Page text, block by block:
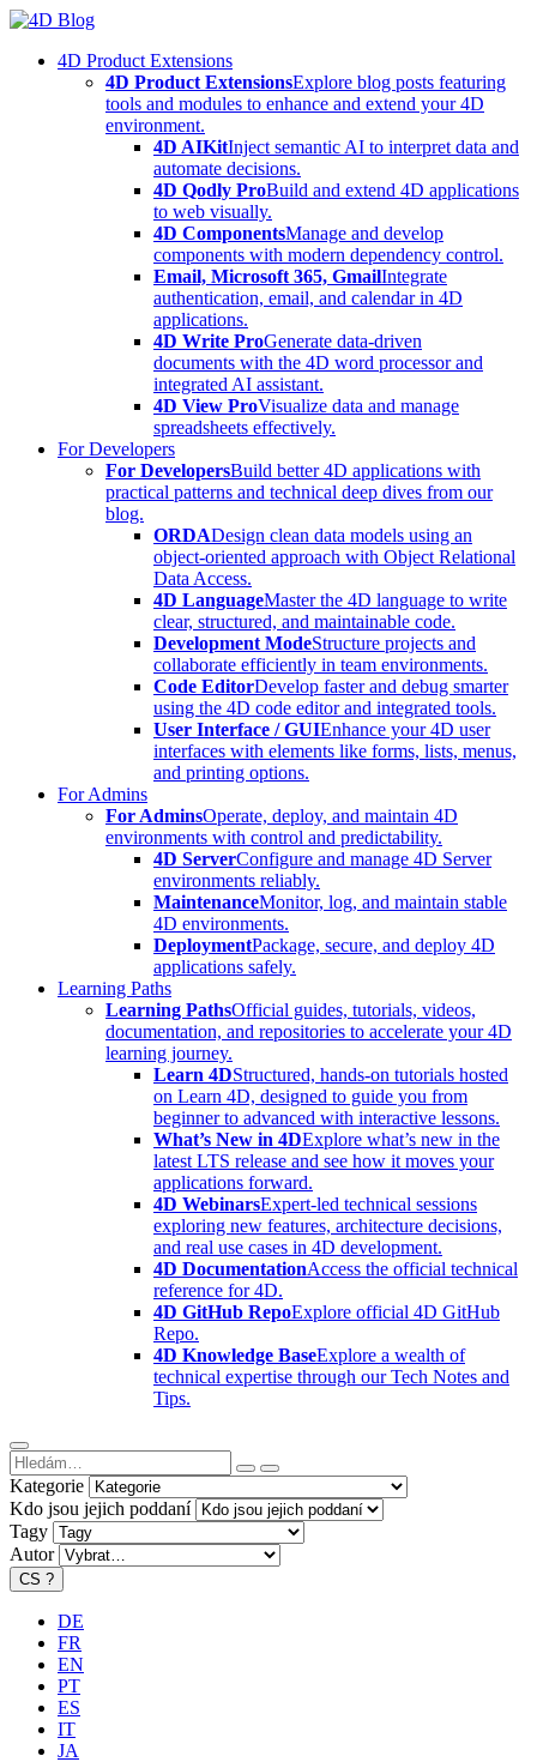
Skip
content4D Product Extensions
4D Product ExtensionsExplore blog posts featuring
tools and modules to enhance and extend your 4D
environment.
4D AIKitInject semantic AI to interpret data and
automate decisions.
4D Qodly ProBuild and extend 4D applications
to web visually.
4D ComponentsManage and develop
components with modern dependency control.
Email, Microsoft 365, GmailIntegrate
authentication, email, and calendar in 4D
applications.
4D Write ProGenerate data-driven
documents with the 4D word processor and
integrated AI assistant.
4D View ProVisualize data and manage
spreadsheets effectively.
For Developers
For DevelopersBuild better 4D applications with
practical patterns and technical deep dives from our
blog.
ORDADesign clean data models using an
object-oriented approach with Object Relational
Data Access.
4D LanguageMaster the 4D language to write
clear, structured, and maintainable code.
Development ModeStructure projects and
collaborate efficiently in team environments.
Code EditorDevelop faster and debug smarter
using the 4D code editor and integrated tools.
User Interface / GUIEnhance your 4D user
interfaces with elements like forms, lists, menus,
and printing options.
For Admins
For AdminsOperate, deploy, and maintain 4D
environments with control and predictability.
4D ServerConfigure and manage 4D Server
environments reliably.
MaintenanceMonitor, log, and maintain stable
4D environments.
DeploymentPackage, secure, and deploy 4D
applications safely.
Learning Paths
Learning PathsOfficial guides, tutorials, videos,
documentation, and repositories to accelerate your 4D
learning journey.
Learn 4DStructured, hands-on tutorials hosted
on Learn 4D, designed to guide you from
beginner to advanced with interactive lessons.
What’s New in 4DExplore what’s new in the
latest LTS release and see how it moves your
applications forward.
4D WebinarsExpert-led technical sessions
exploring new features, architecture decisions,
and real use cases in 4D development.
4D DocumentationAccess the official technical
reference for 4D.
4D GitHub RepoExplore official 4D GitHub
Repo.
4D Knowledge BaseExplore a wealth of
technical expertise through our Tech Notes and
Tips.
Kategorie
Kdo jsou jejich poddaní
Tagy
Autor
CS ?
DE
FR
EN
PT
ES
IT
JA